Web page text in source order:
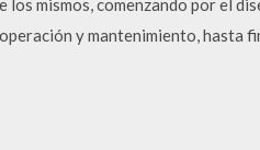
y mantenimiento, hasta